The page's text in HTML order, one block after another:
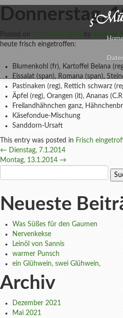
Donnerstag,
Posted on 10. Januar 2014 by Andreas
heute frisch eingetroffen:
Blumenkohl (fr), Kartoffel Belana
Eissalat (span), Romana (span),
Pastinaken (reg), Rettich schwarz
Äpfel (reg), Orangen (it), Ananas
Freilandhähnchen ganz,
Käsefondue-Mischung
Sanddorn-Ursaft
This entry was posted in Frisch
Post
navigation
← Dienstag, 7.1.2014
Montag, 13.1.2014 →
nach:
Neueste
Was Süßes für den Gaumen
Nervenkekse
Leinöl von Sannis
warmer Punsch
ein Glühwein, swei Glühwein,
Archiv
Dezember 2021
Mai 2021